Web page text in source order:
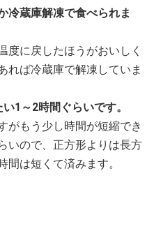
冷蔵庫解凍で食べられま
度に戻したほうがおいしく
れば冷蔵庫で解凍していま
1～2時間ぐらいです。
がもう少し時間が短縮でき
いので、正方形よりは長方
は短くて済みます。